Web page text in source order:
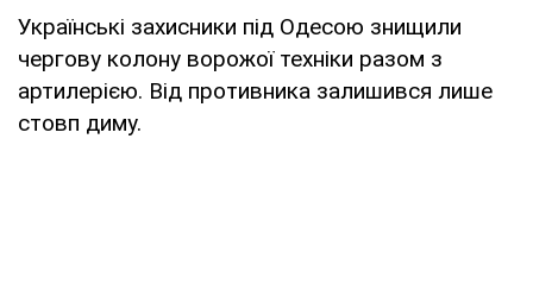
Українські захисники під Одесою знищили
чергову колону ворожої техніки разом з
артилерією. Від противника залишився лише
стовп диму.